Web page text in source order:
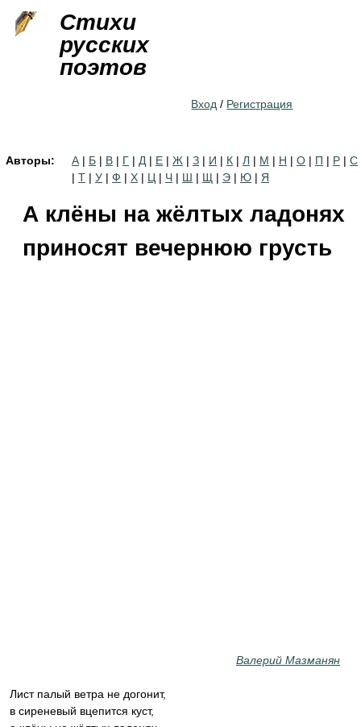
Стихи
русских
поэтов
Вход / Регистрация
Авторы: А | Б | В | Г | Д | Е | Ж | З | И | К | Л | М | Н | О | П | Р | С
| Т | У | Ф | Х | Ц | Ч | Ш | Щ | Э | Ю | Я
А клёны на жёлтых ладонях
приносят вечернюю грусть
Валерий Мазманян
Лист палый ветра не догонит,
в сиреневый вцепится куст,